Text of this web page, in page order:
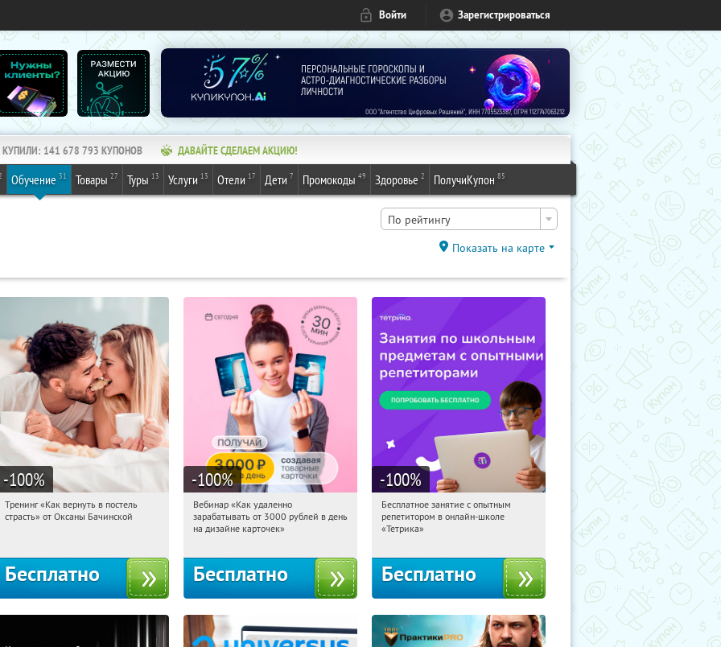
Войти Зарегистрироваться
КУПИЛИ: 141 678 793 КУПОНОВ ДАВАЙТЕ СДЕЛАЕМ АКЦИЮ!
Обучение 31 Товары 27 Туры 13 Услуги 13 Отели 17 Дети 7 Промокоды 49 Здоровье 2 ПолучиКупон 85
По рейтингу
Показать на карте
-100%
03:19:16 Получили:
Тренинг «Как вернуть в постель
страсть» от Оксаны Бачинской
Бесплатно
-100%
03:19:16 Получили:
Россия
Вебинар «Как удаленно
зарабатывать от 3000 рублей в день
на дизайне карточек»
Бесплатно
-100%
03:19:16 Получили:
Москва, Россия
Бесплатное занятие с опытным
репетитором в онлайн-школе
«Тетрика»
Бесплатно